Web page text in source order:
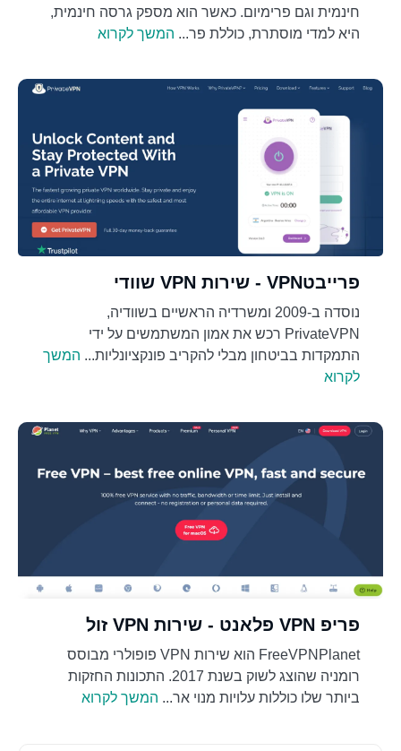
חינמית וגם פרימיום. כאשר הוא מספק גרסה חינמית,
היא למדי מוסתרת, כוללת פר... המשך לקרוא
פרייבטVPN - שירות VPN שוודי
נוסדה ב-2009 ומשרדיה הראשיים בשוודיה,
PrivateVPN רכש את אמון המשתמשים על ידי
התמקדות בביטחון מבלי להקריב פונקציונליות... המשך
לקרוא
פריפ VPN פלאנט - שירות VPN זול
FreeVPNPlanet הוא שירות VPN פופולרי מבוסס
רומניה שהוצג לשוק בשנת 2017. התכונות החזקות
ביותר שלו כוללות עלויות מנוי אר... המשך לקרוא